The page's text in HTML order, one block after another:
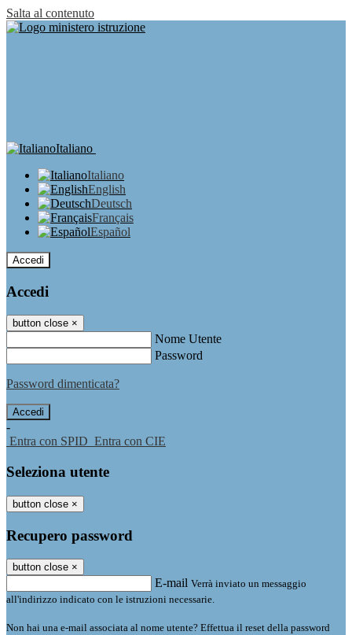
Salta al contenuto
Italiano
Italiano
English
Deutsch
Français
Español
Accedi
Accedi
button close ×
Nome Utente
Password
Password dimenticata?
-
Entra con SPID Entra con CIE
Seleziona utente
button close ×
Recupero password
button close ×
E-mail Verrà inviato un messaggio
all'indirizzo indicato con le istruzioni necessarie.
Non hai una e-mail associata al nome utente? Effettua il reset della password